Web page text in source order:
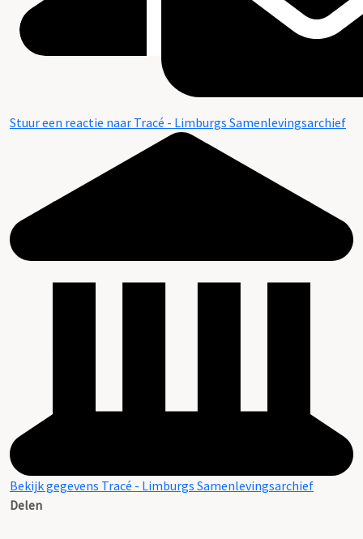
Stuur een reactie naar Tracé - Limburgs Samenlevingsarchief
Bekijk gegevens Tracé - Limburgs Samenlevingsarchief
Delen